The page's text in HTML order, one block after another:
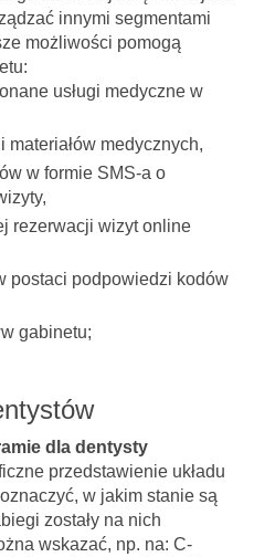
innymi segmentami
możliwości pomogą
usługi medyczne w
medycznych,
w formie SMS-a o
rezerwacji wizyt online
postaci podpowiedzi kodów
gabinetu;
dla dentysty
przedstawienie układu
w jakim stanie są
zostały na nich
wskazać, np. na: C-